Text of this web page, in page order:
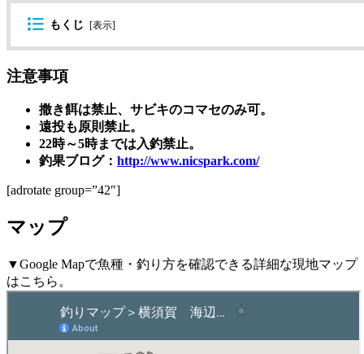
もくじ [表示]
注意事項
撒き餌は禁止、サビキのコマセのみ可。
遠投も原則禁止。
22時～5時までは入釣禁止。
釣果ブログ： http://www.nicspark.com/
[adrotate group=”42″]
マップ
▼Google Mapで魚種・釣り方を確認できる詳細な現地マップ
はこちら。